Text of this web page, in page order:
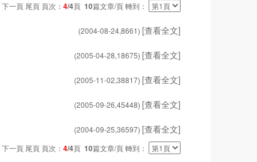
下一頁 尾頁 頁次： 4/4頁 10篇文章/頁 轉到：
(2004-08-24,8661) [查看全文]
(2005-04-28,18675) [查看全文]
(2005-11-02,38817) [查看全文]
(2005-09-26,45448) [查看全文]
(2004-09-25,36597) [查看全文]
下一頁 尾頁 頁次： 4/4頁 10篇文章/頁 轉到：